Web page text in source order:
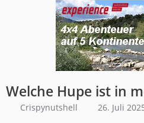
Welche Hupe ist in
Crispynutshell 26. Juli